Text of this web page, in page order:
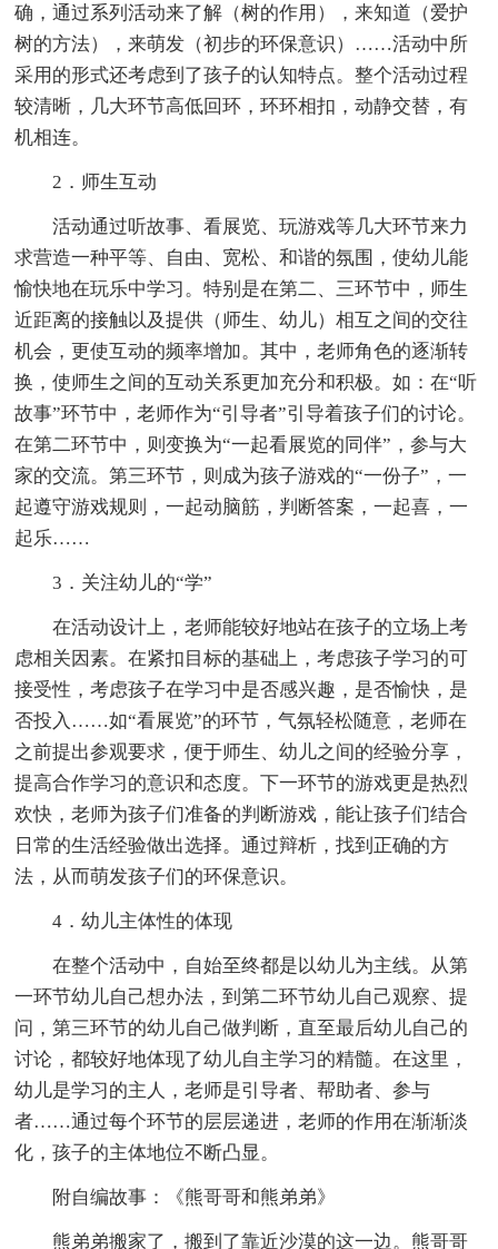
确，通过系列活动来了解（树的作用），来知道（爱护
树的方法），来萌发（初步的环保意识）……活动中所
采用的形式还考虑到了孩子的认知特点。整个活动过程
较清晰，几大环节高低回环，环环相扣，动静交替，有
机相连。
2．师生互动
活动通过听故事、看展览、玩游戏等几大环节来力
求营造一种平等、自由、宽松、和谐的氛围，使幼儿能
愉快地在玩乐中学习。特别是在第二、三环节中，师生
近距离的接触以及提供（师生、幼儿）相互之间的交往
机会，更使互动的频率增加。其中，老师角色的逐渐转
换，使师生之间的互动关系更加充分和积极。如：在“听
故事”环节中，老师作为“引导者”引导着孩子们的讨论。
在第二环节中，则变换为“一起看展览的同伴”，参与大
家的交流。第三环节，则成为孩子游戏的“一份子”，一
起遵守游戏规则，一起动脑筋，判断答案，一起喜，一
起乐……
3．关注幼儿的“学”
在活动设计上，老师能较好地站在孩子的立场上考
虑相关因素。在紧扣目标的基础上，考虑孩子学习的可
接受性，考虑孩子在学习中是否感兴趣，是否愉快，是
否投入……如“看展览”的环节，气氛轻松随意，老师在
之前提出参观要求，便于师生、幼儿之间的经验分享，
提高合作学习的意识和态度。下一环节的游戏更是热烈
欢快，老师为孩子们准备的判断游戏，能让孩子们结合
日常的生活经验做出选择。通过辩析，找到正确的方
法，从而萌发孩子们的环保意识。
4．幼儿主体性的体现
在整个活动中，自始至终都是以幼儿为主线。从第
一环节幼儿自己想办法，到第二环节幼儿自己观察、提
问，第三环节的幼儿自己做判断，直至最后幼儿自己的
讨论，都较好地体现了幼儿自主学习的精髓。在这里，
幼儿是学习的主人，老师是引导者、帮助者、参与
者……通过每个环节的层层递进，老师的作用在渐渐淡
化，孩子的主体地位不断凸显。
附自编故事：《熊哥哥和熊弟弟》
熊弟弟搬家了，搬到了靠近沙漠的这一边。熊哥哥